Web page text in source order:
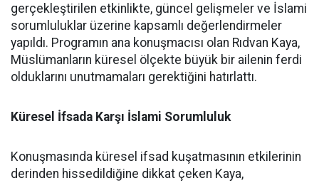
gerçekleştirilen etkinlikte, güncel gelişmeler ve İslami
sorumluluklar üzerine kapsamlı değerlendirmeler
yapıldı. Programın ana konuşmacısı olan Rıdvan Kaya,
Müslümanların küresel ölçekte büyük bir ailenin ferdi
olduklarını unutmamaları gerektiğini hatırlattı.
Küresel İfsada Karşı İslami Sorumluluk
Konuşmasında küresel ifsad kuşatmasının etkilerinin
derinden hissedildiğine dikkat çeken Kaya,